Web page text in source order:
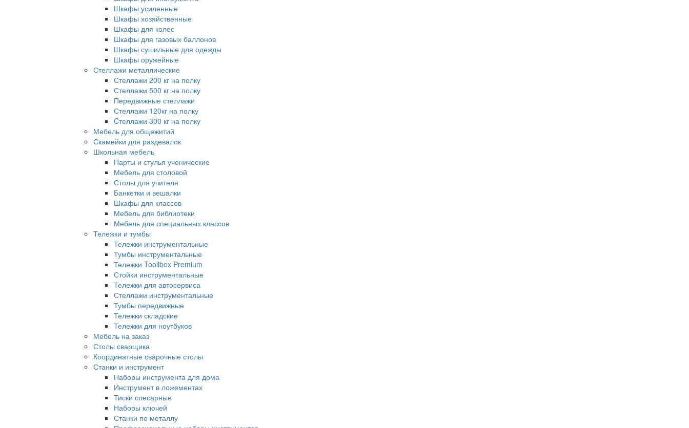
Шкафы усиленные
Шкафы хозяйственные
Шкафы для колес
Шкафы для газовых баллонов
Шкафы сушильные для одежды
Шкафы оружейные
Стеллажи металлические
Стеллажи 200 кг на полку
Стеллажи 500 кг на полку
Передвижные стеллажи
Стеллажи 120кг на полку
Cтеллажи 300 кг на полку
Мебель для общежитий
Скамейки для раздевалок
Школьная мебель
Парты и стулья ученические
Мебель для столовой
Столы для учителя
Банкетки и вешалки
Шкафы для классов
Мебель для библиотеки
Мебель для специальных классов
Тележки и тумбы
Тележки инструментальные
Тумбы инструментальные
Тележки Toollbox Premium
Стойки инструментальные
Тележки для автосервиса
Стеллажи инструментальные
Тумбы передвижные
Тележки складские
Тележки для ноутбуков
Мебель на заказ
Столы сварщика
Координатные сварочные столы
Станки и инструмент
Наборы инструмента для дома
Инструмент в ложементах
Тиски слесарные
Наборы ключей
Станки по металлу